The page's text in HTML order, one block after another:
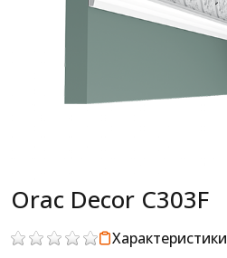
Orac Decor C303F
Характеристики